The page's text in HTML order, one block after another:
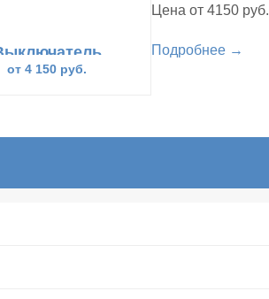
НУ-702
от 4 150 руб.
Цена от 4150 руб.
Подробнее →